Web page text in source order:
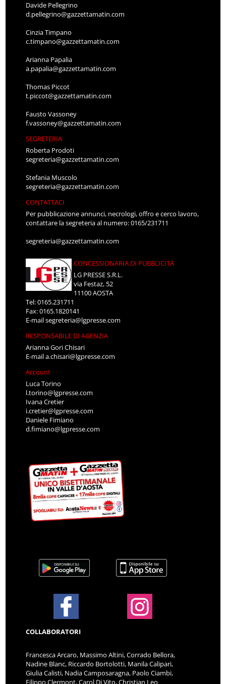
Davide Pellegrino
d.pellegrino@gazzettamatin.com
Cinzia Timpano
c.timpano@gazzettamatin.com
Arianna Papalia
a.papalia@gazzettamatin.com
Thomas Piccot
t.piccot@gazzettamatin.com
Fausto Vassoney
f.vassoney@gazzettamatin.com
SEGRETERIA
Roberta Prodoti
segreteria@gazzettamatin.com
Stefania Muscolo
segreteria@gazzettamatin.com
CONTATTACI
Per pubblicazione annunci, necrologi, offro e cerco lavoro,
contattare la segreteria al numero: 0165/231711
segreteria@gazzettamatin.com
CONCESSIONARIA DI PUBBLICITÀ
LG PRESSE S.R.L.
via Festaz, 52
11100 AOSTA
Tel: 0165.231711
Fax: 0165.1820141
E-mailsegreteria@lgpresse.com
RESPONSABILE DI AGENZIA
Arianna Gori Chisari
E-maila.chisari@lgpresse.com
Account
Luca Torino
l.torino@lgpresse.com
Ivana Cretier
i.cretier@lgpresse.com
Daniele Fimiano
d.fimiano@lgpresse.com
COLLABORATORI
Francesca Arcaro, Massimo Altini, Corrado Bellora,
Nadine Blanc, Riccardo Bortolotti, Manila Calipari,
Giulia Calisti, Nadia Camposaragna, Paolo Ciambi,
Filippo Clermont, Carol Di Vito, Christian Leo